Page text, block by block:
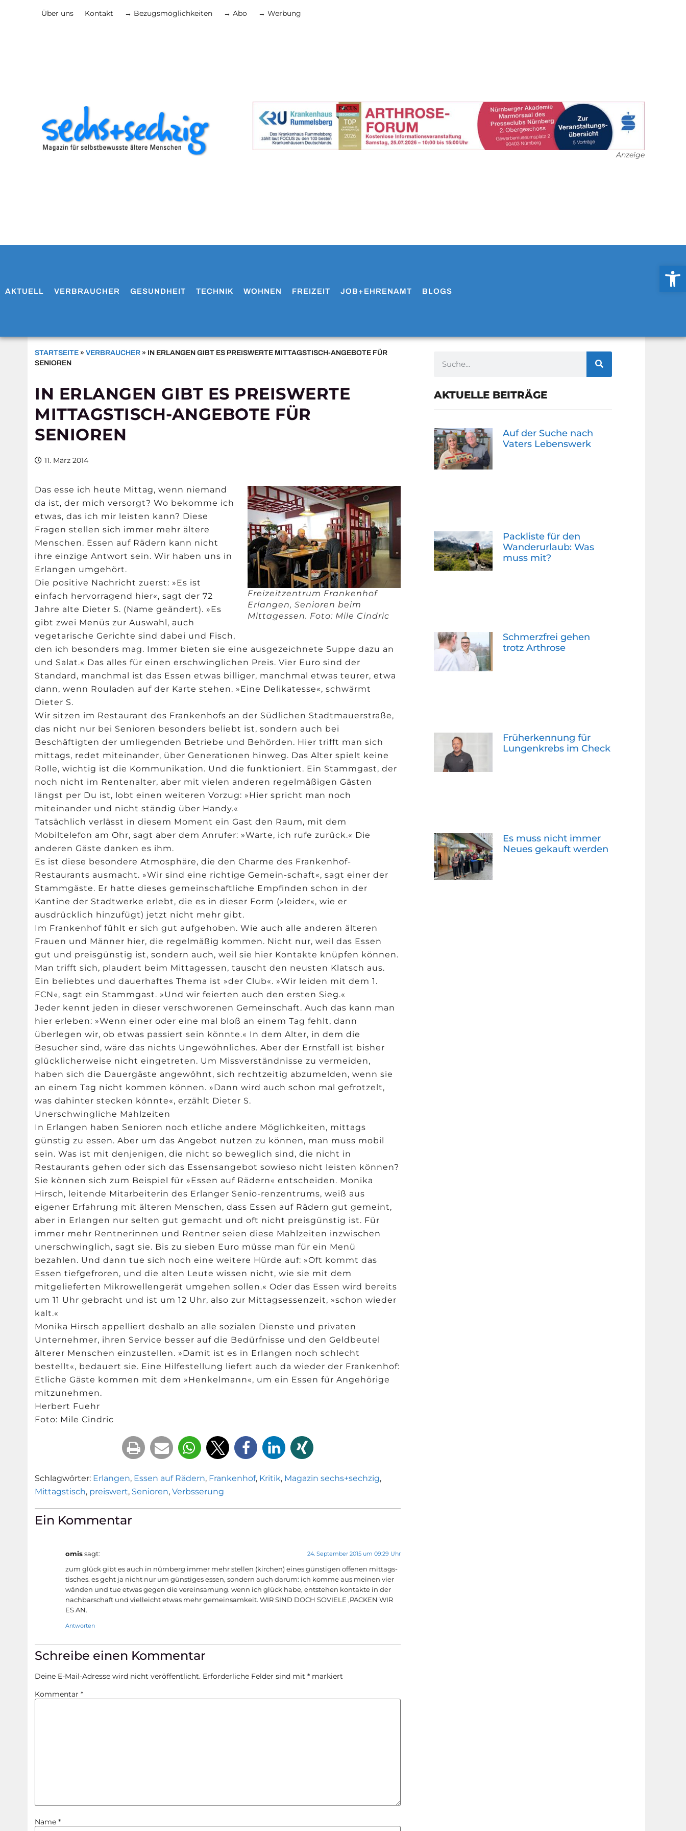
Über uns Kontakt → Bezugsmöglichkeiten → Abo → Werbung
Anzeige
AKTUELL VERBRAUCHER GESUNDHEIT TECHNIK WOHNEN FREIZEIT JOB+EHRENAMT BLOGS
STARTSEITE »VERBRAUCHER » IN ERLANGEN GIBT ES PREISWERTE MITTAGSTISCH-ANGEBOTE FÜR
SENIOREN
IN ERLANGEN GIBT ES PREISWERTE
MITTAGSTISCH-ANGEBOTE FÜR
SENIOREN
11. März 2014
Freizeitzentrum Frankenhof
Erlangen, Senioren beim
Mittagessen. Foto: Mile Cindric
Das esse ich heute Mittag, wenn niemand
da ist, der mich versorgt? Wo bekomme ich
etwas, das ich mir leisten kann? Diese
Fragen stellen sich immer mehr ältere
Menschen. Essen auf Rädern kann nicht
ihre einzige Antwort sein. Wir haben uns in
Erlangen umgehört.
Die positive Nachricht zuerst: »Es ist
einfach hervorragend hier«, sagt der 72
Jahre alte Dieter S. (Name geändert). »Es
gibt zwei Menüs zur Auswahl, auch
vegetarische Gerichte sind dabei und Fisch,
den ich besonders mag. Immer bieten sie eine ausgezeichnete Suppe dazu an
und Salat.« Das alles für einen erschwinglichen Preis. Vier Euro sind der
Standard, manchmal ist das Essen etwas billiger, manchmal etwas teurer, etwa
dann, wenn Rouladen auf der Karte stehen. »Eine Delikatesse«, schwärmt
Dieter S.
Wir sitzen im Restaurant des Frankenhofs an der Südlichen Stadtmauerstraße,
das nicht nur bei Senioren besonders beliebt ist, sondern auch bei
Beschäftigten der umliegenden Betriebe und Behörden. Hier trifft man sich
mittags, redet miteinander, über Generationen hinweg. Das Alter spielt keine
Rolle, wichtig ist die Kommunikation. Und die funktioniert. Ein Stammgast, der
noch nicht im Rentenalter, aber mit vielen anderen regelmäßigen Gästen
längst per Du ist, lobt einen weiteren Vorzug: »Hier spricht man noch
miteinander und nicht ständig über Handy.«
Tatsächlich verlässt in diesem Moment ein Gast den Raum, mit dem
Mobiltelefon am Ohr, sagt aber dem Anrufer: »Warte, ich rufe zurück.« Die
anderen Gäste danken es ihm.
Es ist diese besondere Atmosphäre, die den Charme des Frankenhof-
Restaurants ausmacht. »Wir sind eine richtige Gemein-schaft«, sagt einer der
Stammgäste. Er hatte dieses gemeinschaftliche Empfinden schon in der
Kantine der Stadtwerke erlebt, die es in dieser Form (»leider«, wie er
ausdrücklich hinzufügt) jetzt nicht mehr gibt.
Im Frankenhof fühlt er sich gut aufgehoben. Wie auch alle anderen älteren
Frauen und Männer hier, die regelmäßig kommen. Nicht nur, weil das Essen
gut und preisgünstig ist, sondern auch, weil sie hier Kontakte knüpfen können.
Man trifft sich, plaudert beim Mittagessen, tauscht den neusten Klatsch aus.
Ein beliebtes und dauerhaftes Thema ist »der Club«. »Wir leiden mit dem 1.
FCN«, sagt ein Stammgast. »Und wir feierten auch den ersten Sieg.«
Jeder kennt jeden in dieser verschworenen Gemeinschaft. Auch das kann man
hier erleben: »Wenn einer oder eine mal bloß an einem Tag fehlt, dann
überlegen wir, ob etwas passiert sein könnte.« In dem Alter, in dem die
Besucher sind, wäre das nichts Ungewöhnliches. Aber der Ernstfall ist bisher
glücklicherweise nicht eingetreten. Um Missverständnisse zu vermeiden,
haben sich die Dauergäste angewöhnt, sich rechtzeitig abzumelden, wenn sie
an einem Tag nicht kommen können. »Dann wird auch schon mal gefrotzelt,
was dahinter stecken könnte«, erzählt Dieter S.
Unerschwingliche Mahlzeiten
In Erlangen haben Senioren noch etliche andere Möglichkeiten, mittags
günstig zu essen. Aber um das Angebot nutzen zu können, man muss mobil
sein. Was ist mit denjenigen, die nicht so beweglich sind, die nicht in
Restaurants gehen oder sich das Essensangebot sowieso nicht leisten können?
Sie können sich zum Beispiel für »Essen auf Rädern« entscheiden. Monika
Hirsch, leitende Mitarbeiterin des Erlanger Senio-renzentrums, weiß aus
eigener Erfahrung mit älteren Menschen, dass Essen auf Rädern gut gemeint,
aber in Erlangen nur selten gut gemacht und oft nicht preisgünstig ist. Für
immer mehr Rentnerinnen und Rentner seien diese Mahlzeiten inzwischen
unerschwinglich, sagt sie. Bis zu sieben Euro müsse man für ein Menü
bezahlen. Und dann tue sich noch eine weitere Hürde auf: »Oft kommt das
Essen tiefgefroren, und die alten Leute wissen nicht, wie sie mit dem
mitgelieferten Mikrowellengerät umgehen sollen.« Oder das Essen wird bereits
um 11 Uhr gebracht und ist um 12 Uhr, also zur Mittagsessenzeit, »schon wieder
kalt.«
Monika Hirsch appelliert deshalb an alle sozialen Dienste und privaten
Unternehmer, ihren Service besser auf die Bedürfnisse und den Geldbeutel
älterer Menschen einzustellen. »Damit ist es in Erlangen noch schlecht
bestellt«, bedauert sie. Eine Hilfestellung liefert auch da wieder der Frankenhof:
Etliche Gäste kommen mit dem »Henkelmann«, um ein Essen für Angehörige
mitzunehmen.
Herbert Fuehr
Foto: Mile Cindric
Schlagwörter: Erlangen, Essen auf Rädern, Frankenhof, Kritik, Magazin sechs+sechzig,
Mittagstisch, preiswert, Senioren,Verbsserung
Ein Kommentar
omis sagt: 24. September 2015 um 09:29 Uhr
zum glück gibt es auch in nürnberg immer mehr stellen (kirchen) eines günstigen offenen mittags-
tisches. es geht ja nicht nur um günstiges essen, sondern auch darum: ich komme aus meinen vier
wänden und tue etwas gegen die vereinsamung. wenn ich glück habe, entstehen kontakte in der
nachbarschaft und vielleicht etwas mehr gemeinsamkeit. WIR SIND DOCH SOVIELE ,PACKEN WIR
ES AN.
Antworten
Schreibe einen Kommentar
Deine E-Mail-Adresse wird nicht veröffentlicht. Erforderliche Felder sind mit* markiert
Kommentar*
Name*
AKTUELLE BEITRÄGE
Auf der Suche nach
Vaters Lebenswerk
Packliste für den
Wanderurlaub: Was
muss mit?
Schmerzfrei gehen
trotz Arthrose
Früherkennung für
Lungenkrebs im Check
Es muss nicht immer
Neues gekauft werden